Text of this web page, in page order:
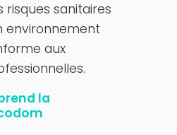
risques sanitaires
environnement
aux
la